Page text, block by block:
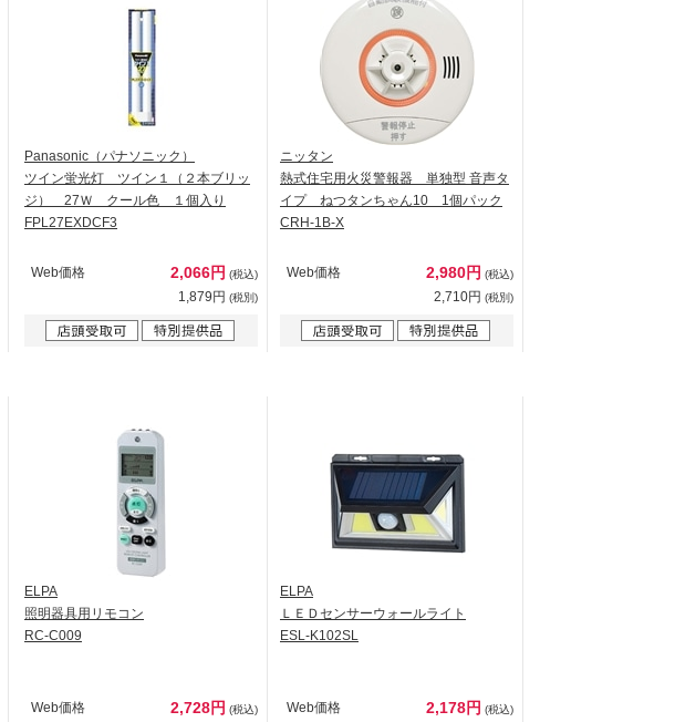
Panasonic（パナソニック）
ツイン蛍光灯 ツイン１（２本ブリッ
ジ） 27Ｗ クール色 １個入り
FPL27EXDCF3
Web価格 2,066円 (税込)
1,879円 (税別)
ニッタン
熱式住宅用火災警報器 単独型 音声タ
イプ ねつタンちゃん10 1個パック
CRH-1B-X
Web価格 2,980円 (税込)
2,710円 (税別)
ELPA
照明器具用リモコン
RC-C009
Web価格 2,728円 (税込)
ELPA
ＬＥＤセンサーウォールライト
ESL-K102SL
Web価格 2,178円 (税込)